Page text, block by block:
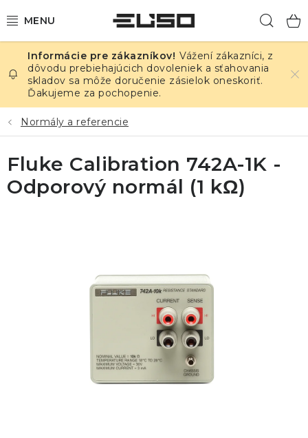
na
ELEKTRINA
TEPLOTA A VLHKOSŤ
TLAK A ÚNIKY
ZÁZNAMNÍKY
Vážení zákazníci, z
dôvodu prebiehajúcich dovoleniek a sťahovania
skladov sa môže doručenie zásielok oneskoriť.
Ďakujeme za pochopenie.
Normály a referencie
Fluke Calibration 742A-1K -
Odporový normál (1 kΩ)